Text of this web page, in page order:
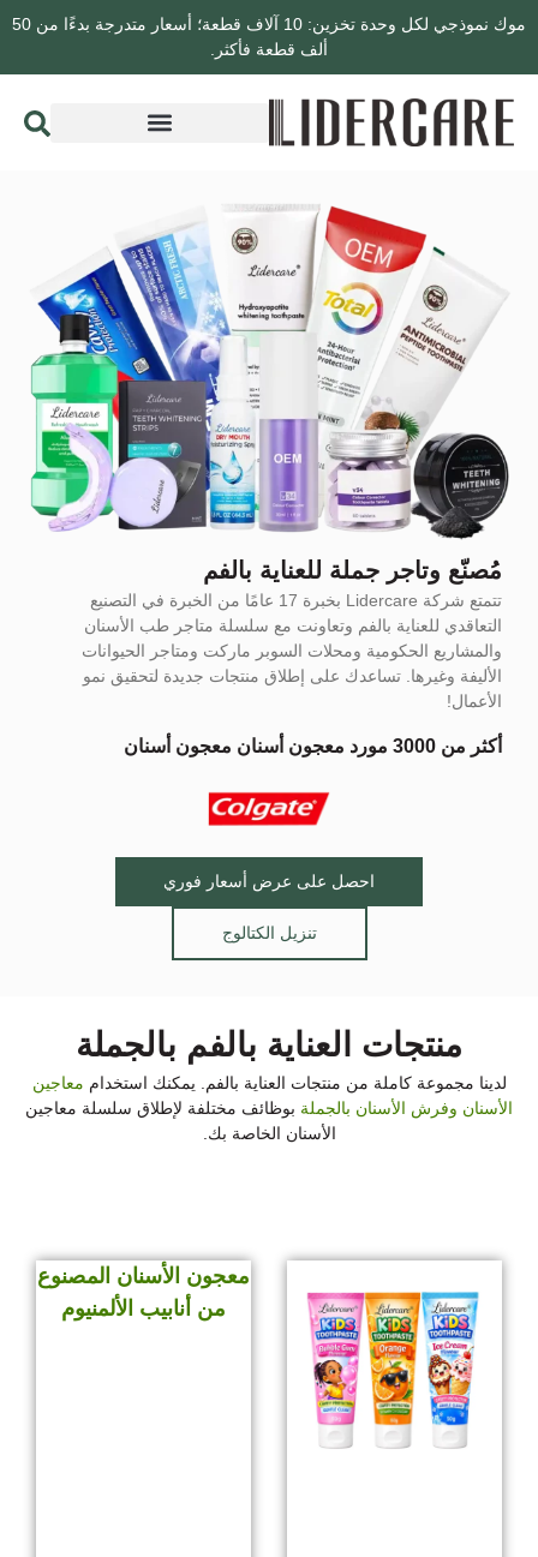
موك نموذجي لكل وحدة تخزين: 10 آلاف قطعة؛ أسعار متدرجة بدءًا من 50
ألف قطعة فأكثر.
مُصنّع وتاجر جملة للعناية بالفم
تتمتع شركة Lidercare بخبرة 17 عامًا من الخبرة في التصنيع
التعاقدي للعناية بالفم وتعاونت مع سلسلة متاجر طب الأسنان
والمشاريع الحكومية ومحلات السوبر ماركت ومتاجر الحيوانات
الأليفة وغيرها. تساعدك على إطلاق منتجات جديدة لتحقيق نمو
الأعمال!
أكثر من 3000 مورد معجون أسنان معجون أسنان
احصل على عرض أسعار فوري
تنزيل الكتالوج
منتجات العناية بالفم بالجملة
لدينا مجموعة كاملة من منتجات العناية بالفم. يمكنك استخدام معاجين
الأسنان وفرش الأسنان بالجملة بوظائف مختلفة لإطلاق سلسلة معاجين
الأسنان الخاصة بك.
معجون الأسنان المصنوع
من أنابيب الألمنيوم